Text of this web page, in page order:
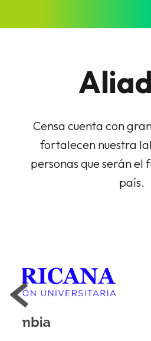
Censa cuenta con
fortalecen nuestra
personas que serán el
país.